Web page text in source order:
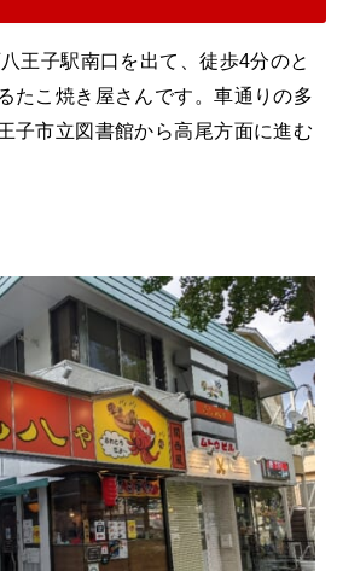
王子駅南口を出て、徒歩4分のと
たこ焼き屋さんです。車通りの多
子市立図書館から高尾方面に進む